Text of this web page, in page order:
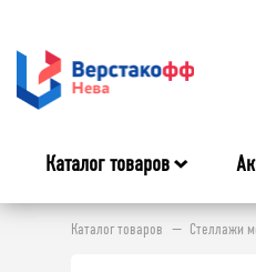
Каталог товаров
Каталог товаров Стеллажи